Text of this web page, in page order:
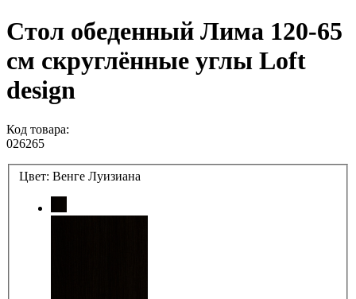
Стол обеденный Лима 120-65
см скруглённые углы Loft
design
Код товара:
026265
Цвет: Венге Луизиана